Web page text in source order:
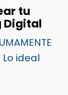
tu
Digital
ideal